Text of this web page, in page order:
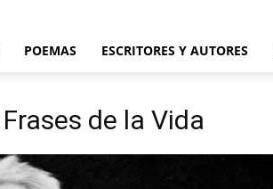
POEMAS ESCRITORES Y AUTORES
de la Vida